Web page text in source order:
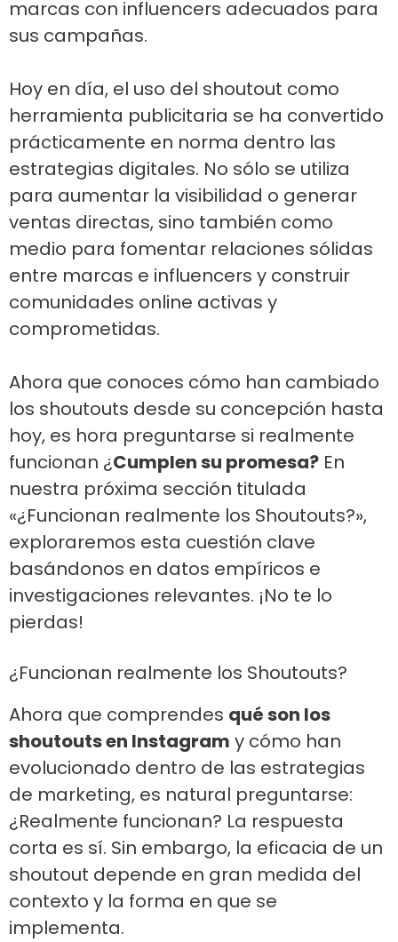
marcas con influencers adecuados para
sus campañas.
Hoy en día, el uso del shoutout como
herramienta publicitaria se ha convertido
prácticamente en norma dentro las
estrategias digitales. No sólo se utiliza
para aumentar la visibilidad o generar
ventas directas, sino también como
medio para fomentar relaciones sólidas
entre marcas e influencers y construir
comunidades online activas y
comprometidas.
Ahora que conoces cómo han cambiado
los shoutouts desde su concepción hasta
hoy, es hora preguntarse si realmente
funcionan ¿Cumplen su promesa? En
nuestra próxima sección titulada
«¿Funcionan realmente los Shoutouts?»,
exploraremos esta cuestión clave
basándonos en datos empíricos e
investigaciones relevantes. ¡No te lo
pierdas!
¿Funcionan realmente los Shoutouts?
Ahora que comprendes qué son los
shoutouts en Instagram y cómo han
evolucionado dentro de las estrategias
de marketing, es natural preguntarse:
¿Realmente funcionan? La respuesta
corta es sí. Sin embargo, la eficacia de un
shoutout depende en gran medida del
contexto y la forma en que se
implementa.